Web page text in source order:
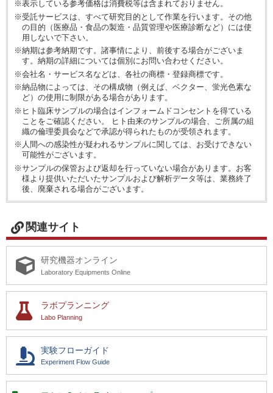
※表示している参考価格は消費税等は含まれておりません。
※受託サービスは、すべて研究目的として作業を行います。その他
の目的（医療品・食品の製造・品質管理や医療診断など）には使
用しないで下さい。
※納期は参考納期です。諸事情により、前後する場合がございま
す。納期の詳細については個別にお問い合わせください。
※会社名・サービス名などは、各社の商標・登録商標です。
※納品物によっては、その構成物（例えば、ベクター、蛍光色素な
ど）の使用に制限がある場合があります。
※ヒト臨床サンプルの場合はインフォームドコンセントを得ている
ことをご確認ください。 ヒト由来のサンプルの場合、ご所属の組
織の倫理委員会などで承認が得られたものが受領されます。
※人間への感染性が疑われるサンプルに関しては、お受けできない
可能性がございます。
※サンプルの保管および返却を行っていない場合があります。お客
様より提供いただいたサンプルおよび解析データ等は、業務終了
後、廃棄される場合がございます。
関連サイト
研究機器オンライン
Laboratory Equipments Online
ラボプランニング
Labo Planning
実験フローガイド
Experiment Flow Guide